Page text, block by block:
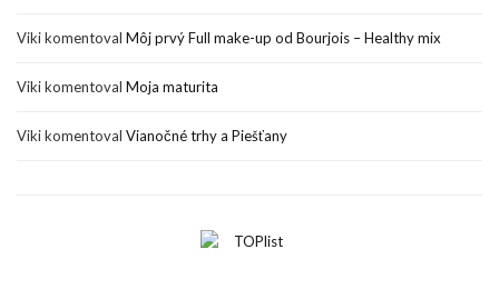
Vikikomentoval Môj prvý Full make-up od Bourjois – Healthy mix
Vikikomentoval Moja maturita
Vikikomentoval Vianočné trhy a Piešťany